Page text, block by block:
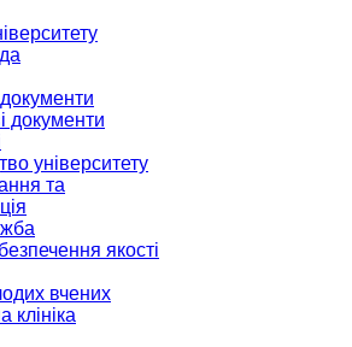
документи
університету
та
якості
вчених
клініка